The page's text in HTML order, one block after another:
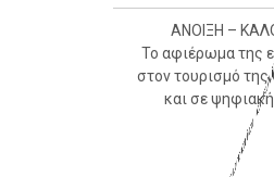
ΑΝΟΙΞΗ –
Το αφιέρωμα της
στον τουρισμό
και σε